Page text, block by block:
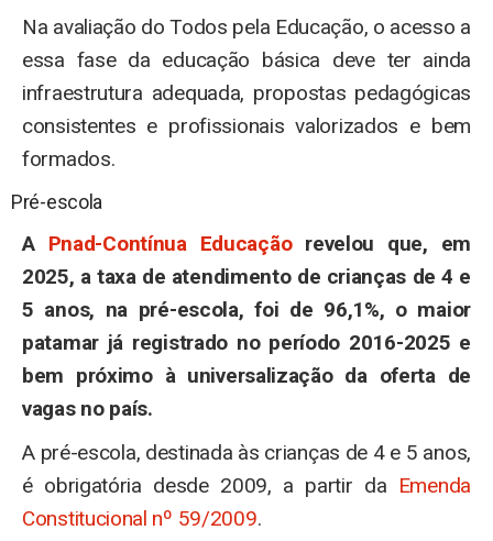
Na avaliação do Todos pela Educação, o acesso a
essa fase da educação básica deve ter ainda
infraestrutura adequada, propostas pedagógicas
consistentes e profissionais valorizados e bem
formados.
Pré-escola
A Pnad-Contínua Educaçãorevelou que, em
2025, a taxa de atendimento de crianças de 4 e
5 anos, na pré-escola, foi de 96,1%, o maior
patamar já registrado no período 2016-2025 e
bem próximo à universalização da oferta de
vagas no país.
A pré-escola, destinada às crianças de 4 e 5 anos,
é obrigatória desde 2009, a partir da Emenda
Constitucional nº 59/2009.